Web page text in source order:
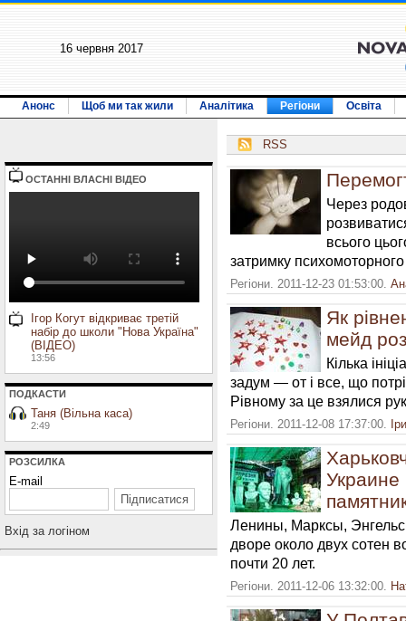
16 червня 2017
Анонс Щоб ми так жили Аналітика Регіони Освіта
ОСТАННI ВЛАСНI ВIДЕО
Ігор Когут відкриває третій
набір до школи "Нова Україна"
(ВІДЕО)
13:56
ПОДКАСТИ
Таня (Вільна каса)
2:49
РОЗСИЛКА
E-mail
Вхiд за логiном
RSS
Через
всього
затримку
Регіони. 2011-12-23 01:53:00.
Як
мейд
Кілька
задум — от і все, що
Рівному за це взялися
Регіони. 2011-12-08 17:37:00.
Украине
Ленины, Марксы,
дворе около двух сотен
почти 20 лет.
Регіони. 2011-12-06 13:32:00.